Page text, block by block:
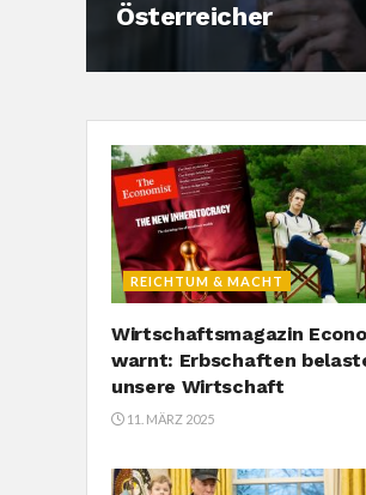
Österreicher
REICHTUM & MACHT
Wirtschaftsmagazin
warnt: Erbschaften
unsere Wirtschaft
11. MÄRZ 2025